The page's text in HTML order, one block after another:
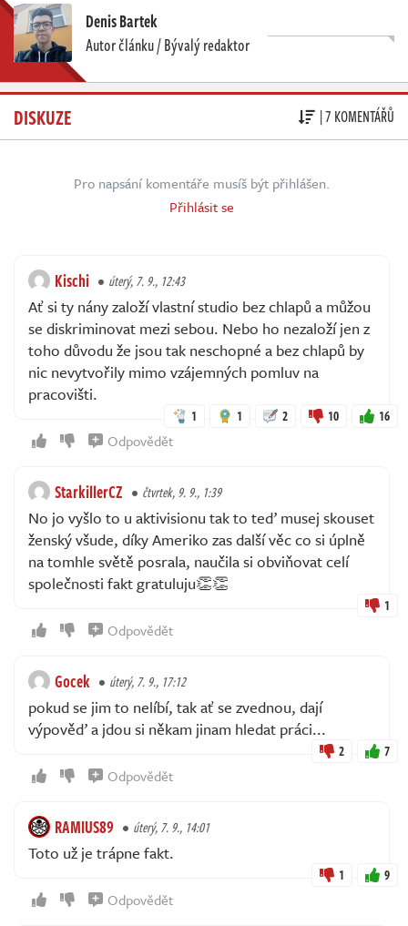
Denis Bartek
Autor článku / Bývalý redaktor
DISKUZE | 7 KOMENTÁŘŮ
Pro napsání komentáře musíš být přihlášen.
Přihlásit se
Kischi úterý, 7. 9., 12:43
Ať si ty nány založí vlastní studio bez chlapů a můžou
se diskriminovat mezi sebou. Nebo ho nezaloží jen z
toho důvodu že jsou tak neschopné a bez chlapů by
nic nevytvořily mimo vzájemných pomluv na
pracovišti.
1 1 2 10 16
Odpovědět
StarkillerCZ čtvrtek, 9. 9., 1:39
No jo vyšlo to u aktivisionu tak to teď musej skouset
ženský všude, díky Ameriko zas další věc co si úplně
na tomhle světě posrala, naučila si obviňovat celí
společnosti fakt gratuluju👏👏
1
Odpovědět
Gocek úterý, 7. 9., 17:12
pokud se jim to nelíbí, tak ať se zvednou, dají
výpověď a jdou si někam jinam hledat práci...
2 7
Odpovědět
RAMIUS89 úterý, 7. 9., 14:01
Toto už je trápne fakt.
1 9
Odpovědět